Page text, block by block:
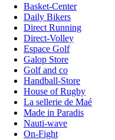
Basket-Center
Daily Bikers
Direct Running
Direct-Volley
Espace Golf
Galop Store
Golf and co
Handball-Store
House of Rugby
La sellerie de Maé
Made in Paradis
Nauti-wave
On-Fight